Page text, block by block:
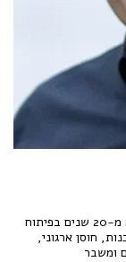
מייסד ומנכ"ל 4cast, מומחה בעל ניסיון של למעלה מ-20 שנים בפיתוח
חוסן ארגוני,
ומשבר